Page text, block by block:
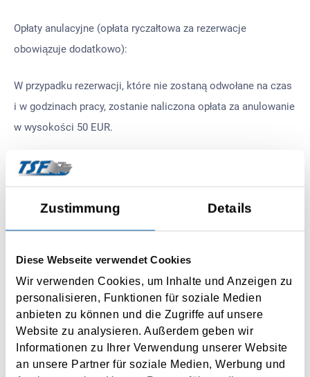
Zustimmung Details
Diese Webseite verwendet Cookies
Wir verwenden Cookies, um Inhalte und Anzeigen zu
personalisieren, Funktionen für soziale Medien
anbieten zu können und die Zugriffe auf unsere
Website zu analysieren. Außerdem geben wir
Informationen zu Ihrer Verwendung unserer Website
an unsere Partner für soziale Medien, Werbung und
Opłaty anulacyjne (opłata ryczałtowa za rezerwacje
obowiązuje dodatkowo):
W przypadku rezerwacji, które nie zostaną odwołane na czas
i w godzinach pracy, zostanie naliczona opłata za anulowanie
w wysokości 50 EUR.
Wszystkie ceny oparte na aktualnych taryfach, mogą ulec
zmianie do momentu zawarcia ostatecznej umowy. Operator
tunelu zastrzega sobie prawo do zmiany cen i dostosowania
CENNIK ZA TUNEL MONT BLANC
Cena tunelu Mont Blanc